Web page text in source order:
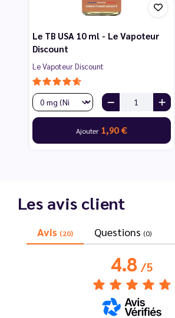
Le TB USA 10 ml - Le Vapoteur
Discount
Le Vapoteur Discount
Ajouter 1,90 €
Les avis client
Avis (20) Questions (0)
4.8/5